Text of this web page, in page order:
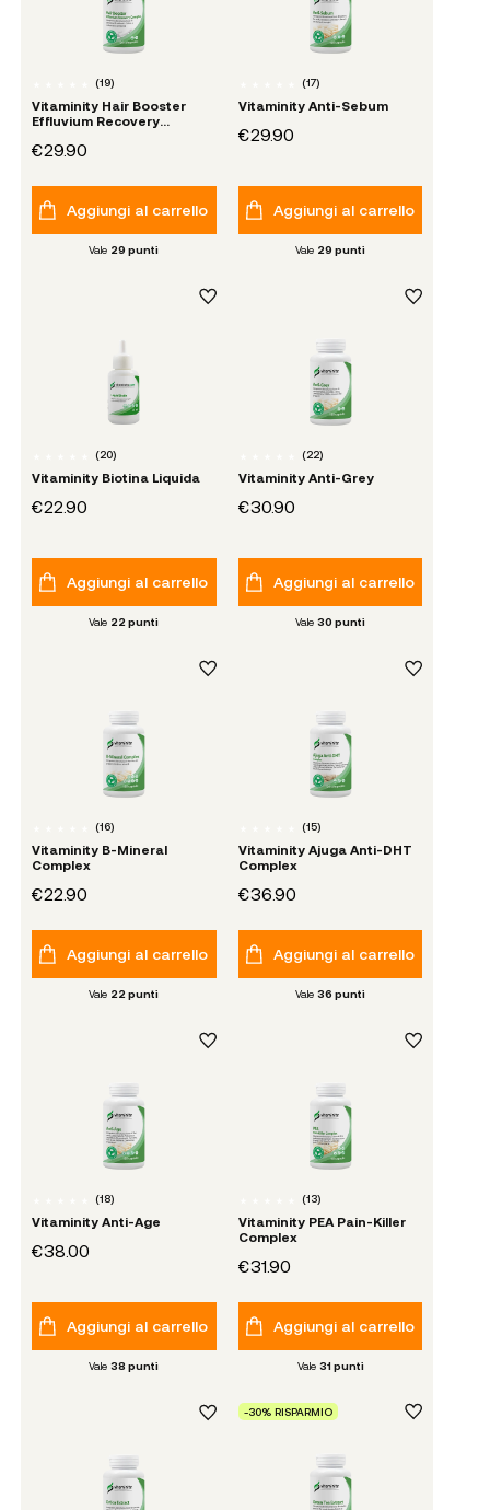
(19)
Vitaminity Hair Booster
Effluvium Recovery
€29.90
Aggiungi al carrello
Vale 29 punti
(17)
Vitaminity Anti-Sebum
€29.90
Aggiungi al carrello
Vale 29 punti
(20)
Vitaminity Biotina Liquida
€22.90
Aggiungi al carrello
Vale 22 punti
(22)
Vitaminity Anti-Grey
€30.90
Aggiungi al carrello
Vale 30punti
(16)
Vitaminity B-Mineral
Complex
€22.90
Aggiungi al carrello
Vale 22 punti
(15)
Vitaminity Ajuga Anti-DHT
Complex
€36.90
Aggiungi al carrello
Vale 36 punti
(18)
Vitaminity Anti-Age
€38.00
Aggiungi al carrello
Vale 38 punti
(13)
Vitaminity PEA Pain-Killer
Complex
€31.90
Aggiungi al carrello
Vale 31 punti
-30% RISPARMIO